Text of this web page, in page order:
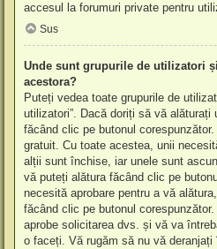
accesul la forumuri private pentru
Sus
Unde sunt grupurile de utilizatori
acestora?
Puteți vedea toate grupurile de
utilizatori”. Dacă doriți să vă alăturați
făcând clic pe butonul
gratuit. Cu toate acestea, unii
alții sunt închise, iar unele sunt
vă puteți alătura făcând clic pe
necesită aprobare pentru a vă
făcând clic pe butonul
aprobe solicitarea dvs. și vă va
o faceți. Vă rugăm să nu vă